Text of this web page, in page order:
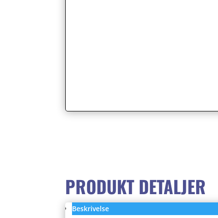
PRODUKT DETALJER
Beskrivelse